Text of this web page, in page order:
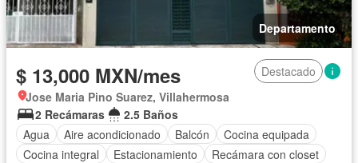
Departamento
$ 13,000 MXN/mes
Destacado
Jose Maria Pino Suarez, Villahermosa
2 Recámaras
2.5 Baños
Agua
Aire acondicionado Balcón
Cocina equipada
Cocina integral
Estacionamiento
Recámara con closet